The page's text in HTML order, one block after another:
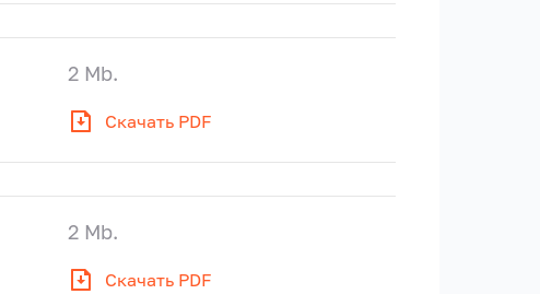
Скачать PDF
2 Mb.
Скачать PDF
2 Mb.